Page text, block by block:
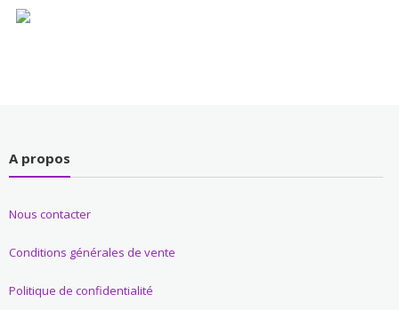
A propos
Nous contacter
Conditions générales de vente
Politique de confidentialité